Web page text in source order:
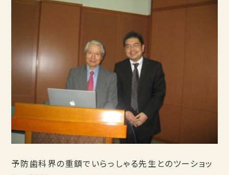
予防歯科界の重鎮でいらっしゃる先生とのツーショッ